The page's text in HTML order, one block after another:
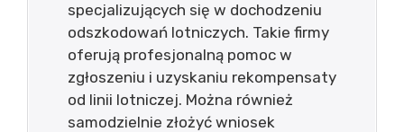
specjalizujących się w dochodzeniu
odszkodowań lotniczych. Takie firmy
oferują profesjonalną pomoc w
zgłoszeniu i uzyskaniu rekompensaty
od linii lotniczej. Można również
samodzielnie złożyć wniosek